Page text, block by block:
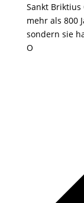
Sankt
mehr als 800
sondern sie
O